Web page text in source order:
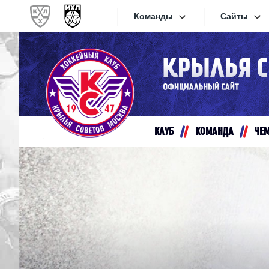
Команды
Конференция «Запад»
Дивизион Золотой
Академия Михайлова
Сайты
Сайты
КЛУБ КОМАНДА